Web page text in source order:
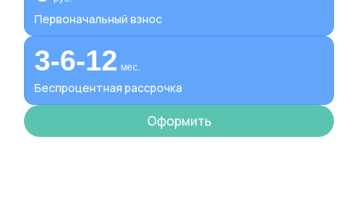
Первоначальный взнос
3-6-12 мес.
Беспроцентная рассрочка
Оформить